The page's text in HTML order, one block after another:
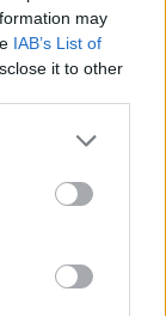
may
IAB’s List of
it to other